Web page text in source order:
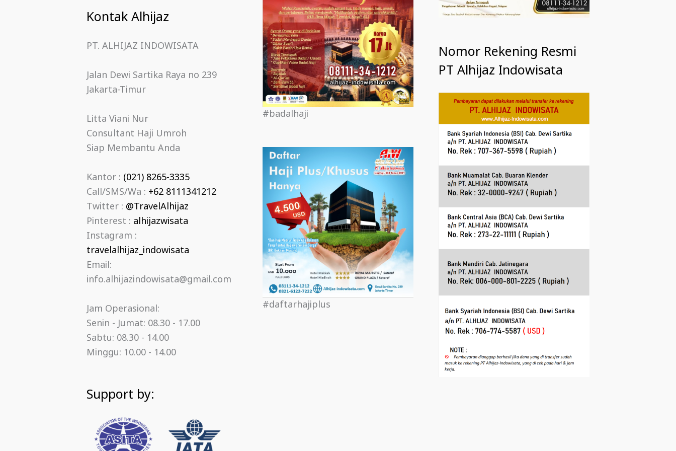
Kontak Alhijaz
PT. ALHIJAZ INDOWISATA
Jalan Dewi Sartika Raya no 239
Jakarta-Timur
Litta Viani Nur
Consultant Haji Umroh
Siap Membantu Anda
Kantor : (021) 8265-3335
Call/SMS/Wa : +62 8111341212
Twitter : @TravelAlhijaz
Pinterest : alhijazwisata
Instagram :
travelalhijaz_indowisata
Email:
info.alhijazindowisata@gmail.com
Jam Operasional:
Senin - Jumat: 08.30 - 17.00
Sabtu: 08.30 - 14.00
Minggu: 10.00 - 14.00
Support by:
#badalhaji
#daftarhajiplus
Nomor Rekening Resmi
PT Alhijaz Indowisata